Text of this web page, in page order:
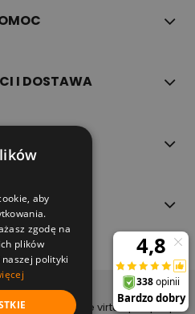
I DOSTAWA
NAS
i wykonanie virtualpeople.pl
aby
zgodę na
plików
polityki